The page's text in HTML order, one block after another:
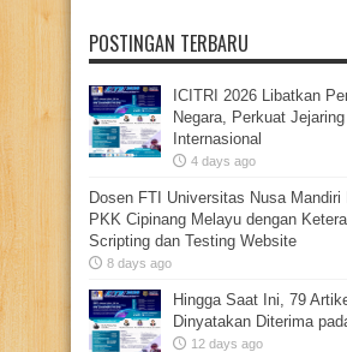
POSTINGAN TERBARU
ICITRI 2026 Libatkan
Negara, Perkuat
Internasional
4 days ago
Dosen FTI Universitas Nusa Mandiri
PKK Cipinang Melayu dengan
Scripting dan Testing Website
8 days ago
Hingga Saat Ini, 79
Dinyatakan Diterima
12 days ago